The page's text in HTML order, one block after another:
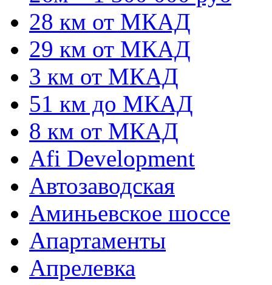
28 км от МКАД
29 км от МКАД
3 км от МКАД
51 км до МКАД
8 км от МКАД
Afi Development
Автозаводская
Аминьевское шоссе
Апартаменты
Апрелевка